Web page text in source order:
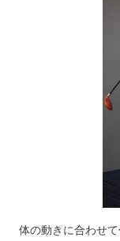
体の動きに合わせて